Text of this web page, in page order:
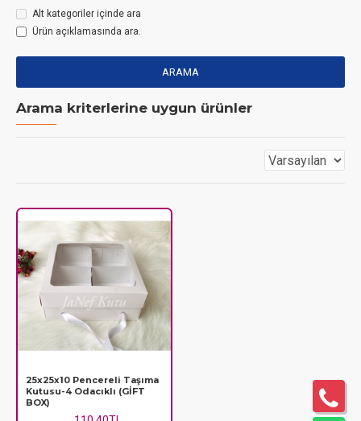
Alt kategoriler içinde ara
Ürün açıklamasında ara.
ARAMA
Arama kriterlerine uygun ürünler
25x25x10 Pencereli Taşıma
Kutusu-4 Odacıklı (GİFT
BOX)